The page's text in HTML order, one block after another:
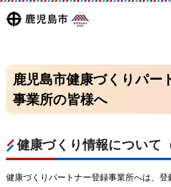
鹿児島
マグ
マシ
鹿児島市健康づくりパー
事業所の皆様へ
健康づくり情報について
健康づくりパートナー登録事業所へは、登